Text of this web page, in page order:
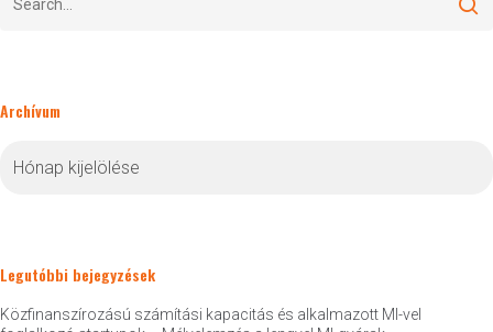
Archívum
Legutóbbi bejegyzések
Közfinanszírozású számítási kapacitás és alkalmazott MI-vel